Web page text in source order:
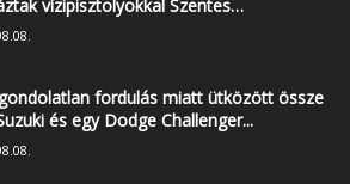
vízipisztolyokkal Szentes…
fordulás miatt ütközött össze
és egy Dodge Challenger...